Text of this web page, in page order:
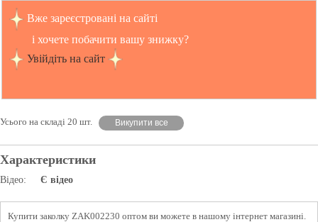
Вже зареєстровані на сайті
і хочете побачити вашу знижку?
Увійдіть на сайт
Усього на складі 20 шт. Викупити все
Характеристики
Відео: Є відео
Купити заколку ZAK002230 оптом ви можете в нашому інтернет магазині.